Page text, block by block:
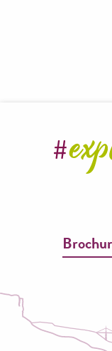
Balade en
Roquefort et le
RANDO
Tradition viticole